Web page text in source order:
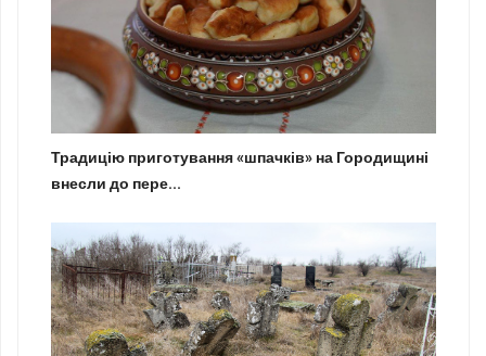
Традицію приготування «шпачків» на Городищині
внесли до пере...